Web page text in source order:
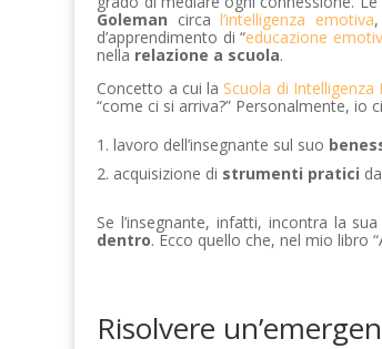
Goleman circal’intelligenza emotiva
d’apprendimento di “educazione
nella relazione a scuola.
Concetto a cui la Scuola di Intelligenza
“come ci si arriva?” Personalmente, io
lavoro dell’insegnante sul suo
acquisizione di strumenti pratici
Se l’insegnante, infatti, incontra la
dentro. Ecco quello che, nel mio libro
Risolvere